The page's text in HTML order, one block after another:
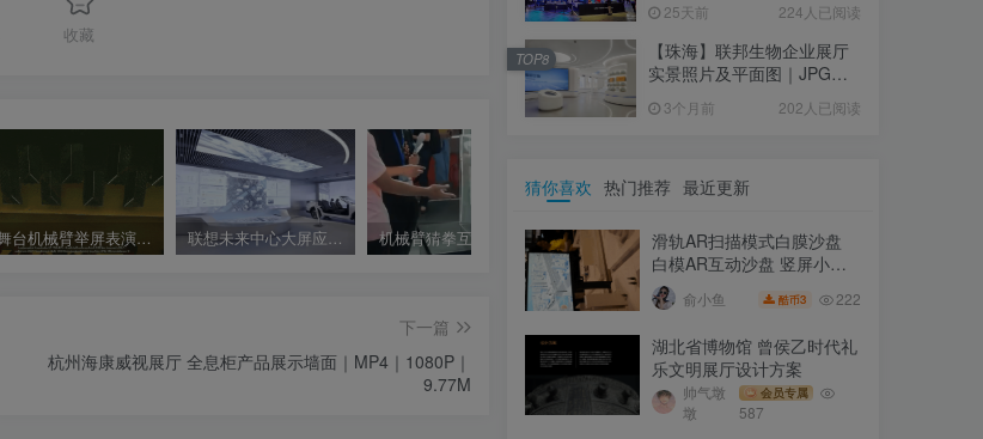
收藏
舞台机械臂举屏表演秀 机械臂拼接屏矩阵 – 大众之夜 联想未来中心大屏应用展示效果 环形LED大屏 圆形大屏 机械臂猜拳互动展项 AI猜拳互动 视觉识别手势感应互动体验 大疆机甲大师 AI机器人 视觉识别 AI编程互动体验展项 8个视频打包
下一篇
杭州海康威视展厅 全息柜产品展示墙面｜MP4｜1080P｜
9.77M
个｜16.51M
25天前 224人已阅读
【珠海】联邦生物企业展厅
实景照片及平面图｜JPG｜
3个月前 202人已阅读
TOP8
猜你喜欢 热门推荐 最近更新
滑轨AR扫描模式白膜沙盘
白模AR互动沙盘 竖屏小视
频
俞小鱼 酷币3 222
湖北省博物馆 曾侯乙时代礼
乐文明展厅设计方案
帅气墩
墩
会员专属
587